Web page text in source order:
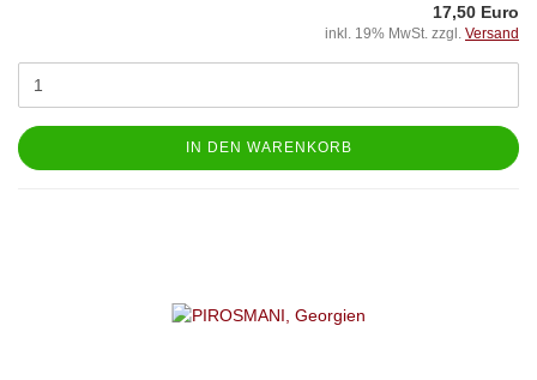
17,50 Euro
inkl. 19% MwSt. zzgl. Versand
IN DEN WARENKORB